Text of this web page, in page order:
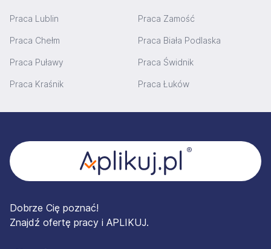
Praca Lublin Praca Zamość
Praca Chełm Praca Biała Podlaska
Praca Puławy Praca Świdnik
Praca Kraśnik Praca Łuków
Dobrze Cię poznać!
Znajdź ofertę pracy i APLIKUJ.